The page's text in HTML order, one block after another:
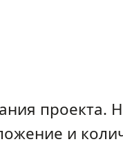
проекта.
и